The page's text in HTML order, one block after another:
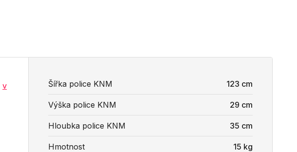
Šířka police KNM 123 cm
Výška police KNM 29 cm
Hloubka police KNM 35 cm
Hmotnost 15 kg
v